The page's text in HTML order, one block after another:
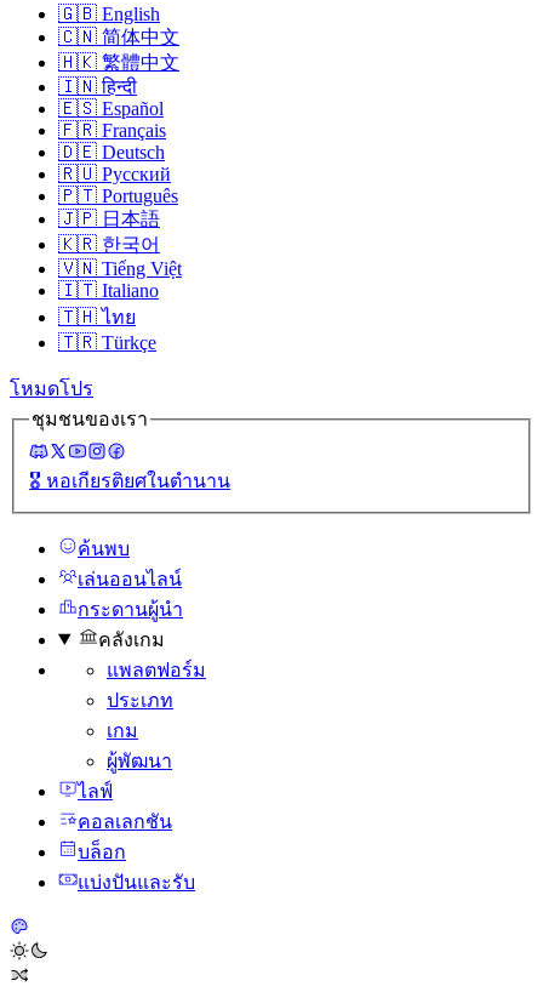
🇬🇧 English
🇨🇳 简体中文
🇭🇰 繁體中文
🇮🇳 हिन्दी
🇪🇸 Español
🇫🇷 Français
🇩🇪 Deutsch
🇷🇺 Русский
🇵🇹 Português
🇯🇵 日本語
🇰🇷 한국어
🇻🇳 Tiếng Việt
🇮🇹 Italiano
🇹🇭 ไทย
🇹🇷 Türkçe
โหมดโปร
ชุมชนของเรา
🎖️ หอเกียรติยศในตํานาน
ค้นพบ
เล่นออนไลน์
กระดานผู้นํา
คลังเกม
แพลตฟอร์ม
ประเภท
เกม
ผู้พัฒนา
ไลฟ์
คอลเลกชัน
บล็อก
แบ่งปันและรับ